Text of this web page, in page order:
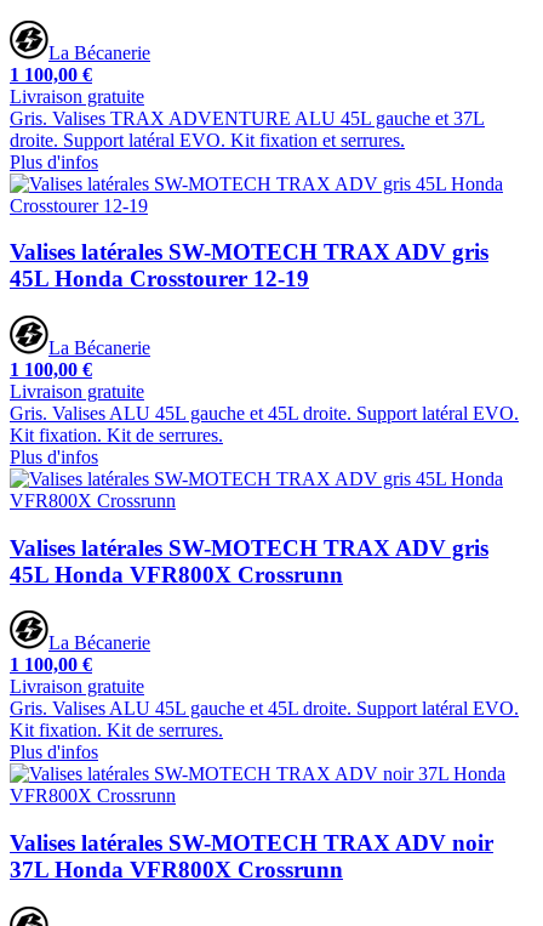
La Bécanerie
1 100,00 €
Livraison gratuite
Gris. Valises TRAX ADVENTURE ALU 45L gauche et 37L
droite. Support latéral EVO. Kit fixation et serrures.
Plus d'infos
Valises latérales SW-MOTECH TRAX ADV gris
45L Honda Crosstourer 12-19
La Bécanerie
1 100,00 €
Livraison gratuite
Gris. Valises ALU 45L gauche et 45L droite. Support latéral EVO.
Kit fixation. Kit de serrures.
Plus d'infos
Valises latérales SW-MOTECH TRAX ADV gris
45L Honda VFR800X Crossrunn
La Bécanerie
1 100,00 €
Livraison gratuite
Gris. Valises ALU 45L gauche et 45L droite. Support latéral EVO.
Kit fixation. Kit de serrures.
Plus d'infos
Valises latérales SW-MOTECH TRAX ADV noir
37L Honda VFR800X Crossrunn